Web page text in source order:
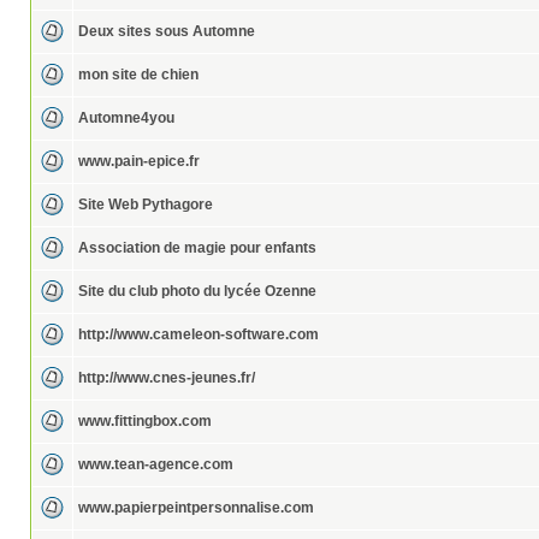
Deux sites sous Automne
mon site de chien
Automne4you
www.pain-epice.fr
Site Web Pythagore
Association de magie pour enfants
Site du club photo du lycée Ozenne
http://www.cameleon-software.com
http://www.cnes-jeunes.fr/
www.fittingbox.com
www.tean-agence.com
www.papierpeintpersonnalise.com